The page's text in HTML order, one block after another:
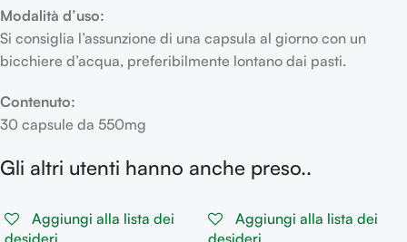
Modalità d’uso:
Si consiglia l’assunzione di una capsula al giorno con un
bicchiere d’acqua, preferibilmente lontano dai pasti.
Contenuto:
30 capsule da 550mg
Gli altri utenti hanno anche preso..
Aggiungi alla lista dei
Aggiungi alla lista dei